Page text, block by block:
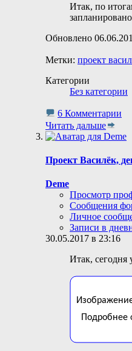
Итак, по
Обновлено
Метки: проект
Категории
Без категории
6 Комментарии
Читать дальше
Проект Василёк,
Deme
Просмотр
Сообщения
Личное
Записи в
30.05.2017 в 23:16
Итак, сегодня